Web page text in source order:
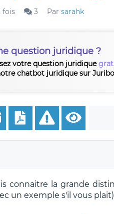
fois 3 Par sarahk
question juridique ?
votre question juridique
chatbot juridique sur
connaitre la grande
un exemple s'il vous